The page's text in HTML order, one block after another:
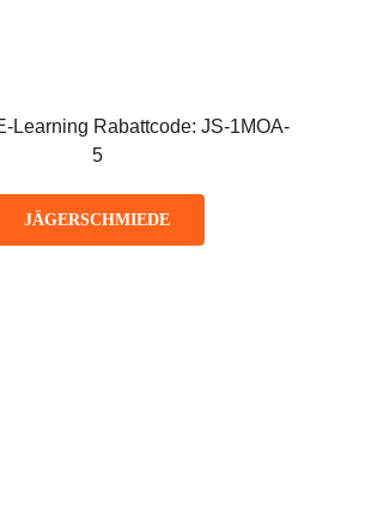
Learning Rabattcode: JS-1MOA-
5
JÄGERSCHMIEDE